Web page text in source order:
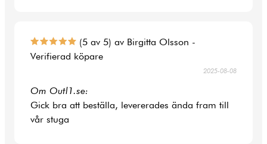
(5 av 5) av Birgitta Olsson -
Verifierad köpare
2025-08-08
Om Outl1.se:
Gick bra att beställa, levererades ända fram till
vår stuga